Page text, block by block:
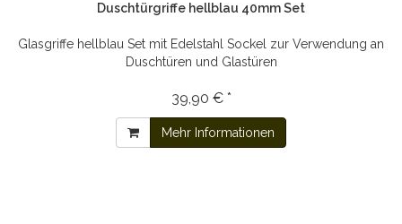
Duschtürgriffe hellblau 40mm Set
Glasgriffe hellblau Set mit Edelstahl Sockel zur Verwendung an
Duschtüren und Glastüren
39,90 € *
Mehr Informationen